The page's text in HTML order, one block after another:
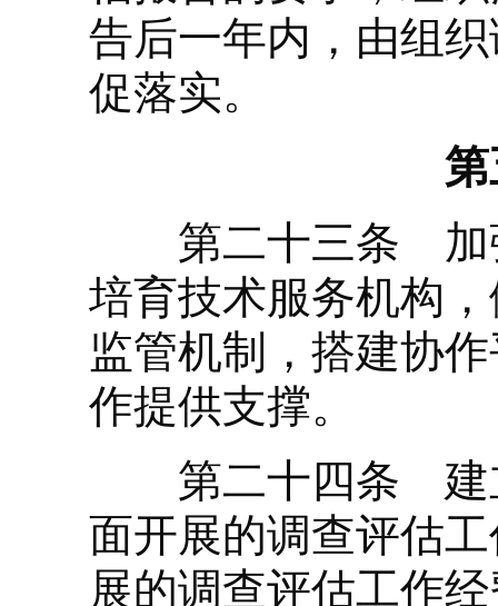
告后一年内，由组
促落实。
第二十三条 加强
培育技术服务机构
监管机制，搭建协
作提供支撑。
第二十四条 建立
面开展的调查评估
展的调查评估工作